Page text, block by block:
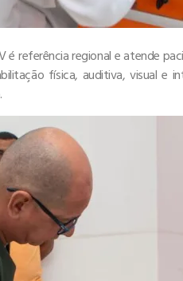
é referência regional e atende
física, auditiva, visual e